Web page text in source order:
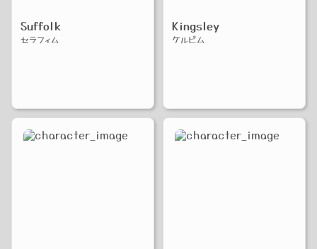
Suffolk
セラフィム
Kingsley
ケルビム